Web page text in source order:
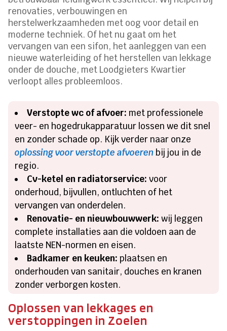
renovaties, verbouwingen en
herstelwerkzaamheden met oog voor detail en
moderne techniek. Of het nu gaat om het
vervangen van een sifon, het aanleggen van een
nieuwe waterleiding of het herstellen van lekkage
onder de douche, met Loodgieters Kwartier
verloopt alles probleemloos.
Verstopte wc of afvoer: met professionele
veer- en hogedrukapparatuur lossen we dit snel
en zonder schade op. Kijk verder naar onze
oplossing voor verstopte afvoeren bij jou in de
regio.
Cv-ketel en radiatorservice: voor
onderhoud, bijvullen, ontluchten of het
vervangen van onderdelen.
Renovatie- en nieuwbouwwerk: wij leggen
complete installaties aan die voldoen aan de
laatste NEN-normen en eisen.
Badkamer en keuken: plaatsen en
onderhouden van sanitair, douches en kranen
zonder verborgen kosten.
Oplossen van lekkages en
verstoppingen in Zoelen